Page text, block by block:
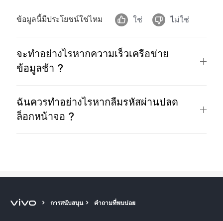
ข้อมูลนี้มีประโยชน์ใช่ไหม ใช่ ไม่ใช่
จะทำอย่างไรหากความเร็วเครือข่าย
ข้อมูลช้า ?
ฉันควรทำอย่างไรหากลืมรหัสผ่านปลด
ล็อกหน้าจอ ?
การสนับสนุน คำถามที่พบบ่อย